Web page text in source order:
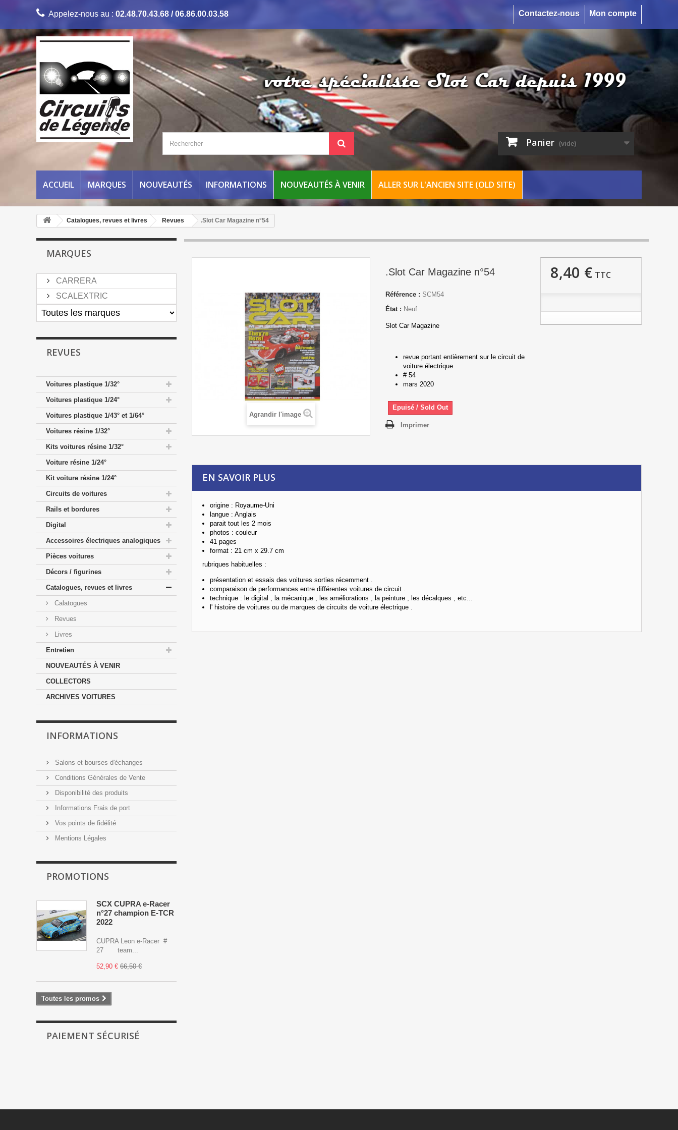
Mon compte
Contactez-nous
Appelez-nous au : 02.48.70.43.68 / 06.86.00.03.58
Panier (vide)
ACCUEIL MARQUES NOUVEAUTÉS INFORMATIONS NOUVEAUTÉS À VENIR ALLER SUR L'ANCIEN SITE (OLD SITE)
Catalogues, revues et livres Revues .Slot Car Magazine n°54
MARQUES
CARRERA
SCALEXTRIC
REVUES
Voitures plastique 1/32°
Voitures plastique 1/24°
Voitures plastique 1/43° et 1/64°
Voitures résine 1/32°
Kits voitures résine 1/32°
Voiture résine 1/24°
Kit voiture résine 1/24°
Circuits de voitures
Rails et bordures
Digital
Accessoires électriques analogiques
Pièces voitures
Décors / figurines
Catalogues, revues et livres
Calatogues
Revues
Livres
Entretien
NOUVEAUTÉS À VENIR
COLLECTORS
ARCHIVES VOITURES
INFORMATIONS
Salons et bourses d'échanges
Conditions Générales de Vente
Disponibilité des produits
Informations Frais de port
Vos points de fidélité
Mentions Légales
PROMOTIONS
SCX CUPRA e-Racer
n°27 champion E-TCR
2022
CUPRA Leon e-Racer #
27 team...
52,90 € 66,50 €
Toutes les promos
PAIEMENT SÉCURISÉ
Agrandir l'image
.Slot Car Magazine n°54
Référence : SCM54
État : Neuf
Slot Car Magazine
revue portant entièrement sur le circuit de
voiture électrique
# 54
mars 2020
Epuisé / Sold Out
Imprimer
8,40 € TTC
EN SAVOIR PLUS
origine : Royaume-Uni
langue : Anglais
parait tout les 2 mois
photos : couleur
41 pages
format : 21 cm x 29.7 cm
rubriques habituelles :
présentation et essais des voitures sorties récemment .
comparaison de performances entre différentes voitures de circuit .
technique : le digital , la mécanique , les améliorations , la peinture , les décalques , etc...
l' histoire de voitures ou de marques de circuits de voiture électrique .